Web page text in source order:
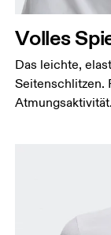
halten.
Taille
wo dein
Hüfte
Volles
Das leichte,
Seitenschlitzen.